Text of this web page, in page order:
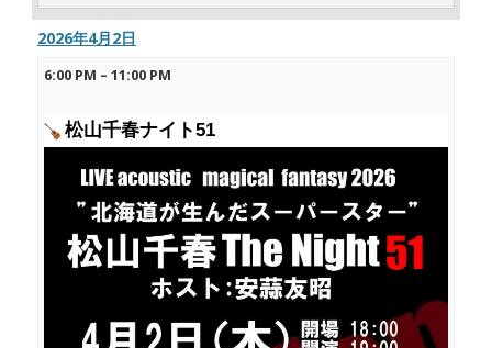
2026年4月2日
6:00 PM – 11:00 PM
松山千春ナイト51